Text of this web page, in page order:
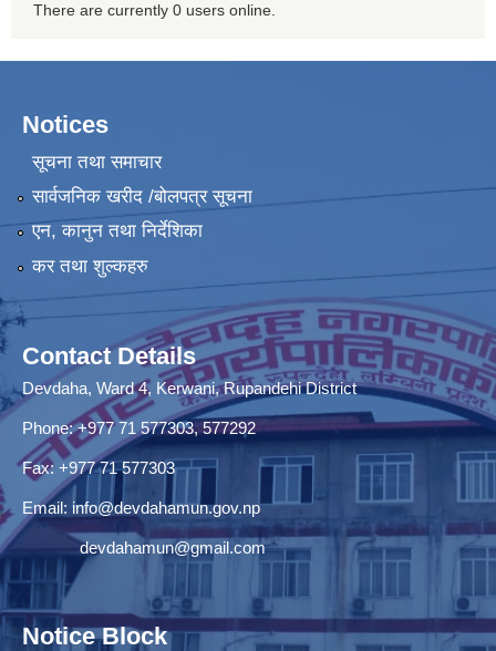
There are currently 0 users online.
Notices
सूचना तथा समाचार
सार्वजनिक खरीद /बोलपत्र सूचना
एन, कानुन तथा निर्देशिका
कर तथा शुल्कहरु
Contact Details
Devdaha, Ward 4, Kerwani, Rupandehi District
Phone: +977 71 577303, 577292
Fax: +977 71 577303
Email: info@devdahamun.gov.np
devdahamun@gmail.com
Notice Block